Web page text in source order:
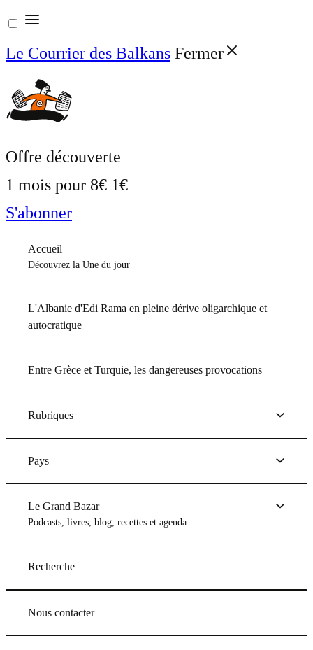
Aller
au
contenu
Le Courrier des Balkans Fermer
Offre découverte
1 mois pour 8€ 1€
S'abonner
Accueil
Découvrez la Une du jour
L'Albanie d'Edi Rama en pleine dérive oligarchique et
autocratique
Entre Grèce et Turquie, les dangereuses provocations
Rubriques
Pays
Le Grand Bazar
Podcasts, livres, blog, recettes et agenda
Recherche
Nous contacter